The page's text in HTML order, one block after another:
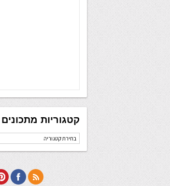
קטגוריות מתכונים
קטגוריות
מתכונים